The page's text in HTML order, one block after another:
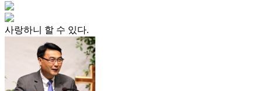
사랑하니 할 수 있다.